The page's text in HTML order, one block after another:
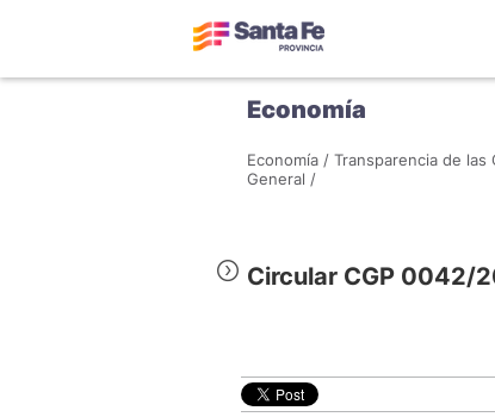
Economía
Economía / Transparencia de las
General /
Circular CGP 0042/